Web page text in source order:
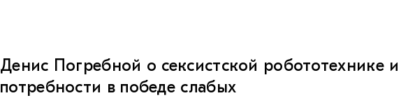
Денис Погребной о сексистской робототехнике и
потребности в победе слабых